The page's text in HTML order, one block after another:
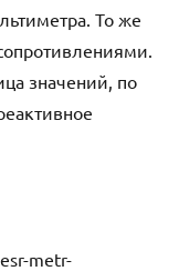
То же
значений, по
metr-